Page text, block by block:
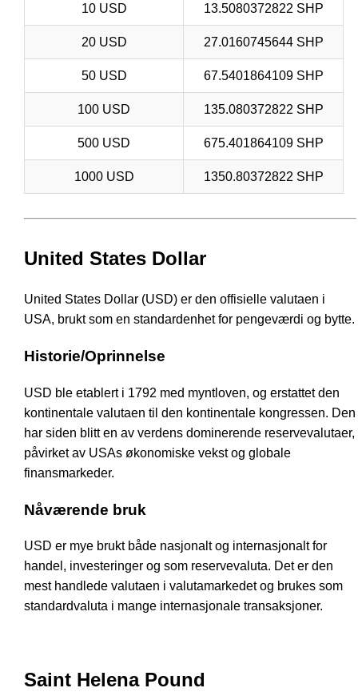
10 USD 13.5080372822 SHP
20 USD 27.0160745644 SHP
50 USD 67.5401864109 SHP
100 USD 135.080372822 SHP
500 USD 675.401864109 SHP
1000 USD 1350.80372822 SHP
United States Dollar
United States Dollar (USD) er den offisielle valutaen i
USA, brukt som en standardenhet for pengeværdi og bytte.
Historie/Oprinnelse
USD ble etablert i 1792 med myntloven, og erstattet den
kontinentale valutaen til den kontinentale kongressen. Den
har siden blitt en av verdens dominerende reservevalutaer,
påvirket av USAs økonomiske vekst og globale
finansmarkeder.
Nåværende bruk
USD er mye brukt både nasjonalt og internasjonalt for
handel, investeringer og som reservevaluta. Det er den
mest handlede valutaen i valutamarkedet og brukes som
standardvaluta i mange internasjonale transaksjoner.
Saint Helena Pound